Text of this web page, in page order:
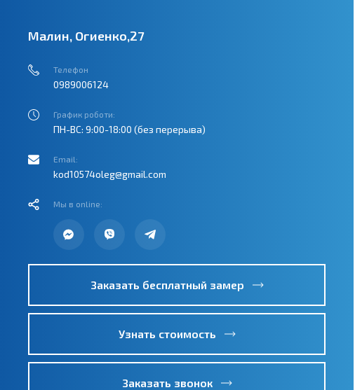
Малин, Огиенко,27
Телефон
0989006124
График роботи:
ПН-ВС: 9:00-18:00 (без перерыва)
Email:
kod10574oleg@gmail.com
Мы в online:
Заказать бесплатный замер
Узнать стоимость
Заказать звонок